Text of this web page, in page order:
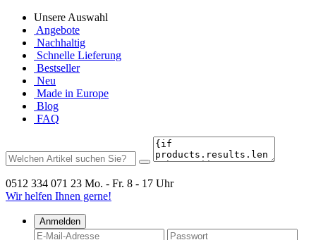
Unsere Auswahl
Angebote
Nachhaltig
Schnelle Lieferung
Bestseller
Neu
Made in Europe
Blog
FAQ
0512 334 071 23 Mo. - Fr. 8 - 17 Uhr
Wir helfen Ihnen gerne!
Anmelden